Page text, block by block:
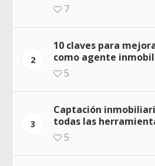
7
2
10 claves para
como agente
5
3
Captación
todas las
5